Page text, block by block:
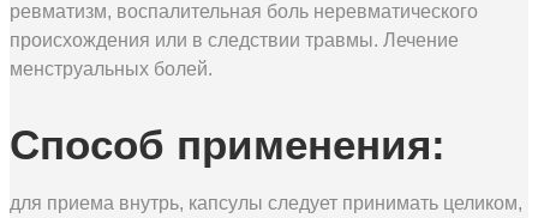
ревматизм, воспалительная боль неревматического
происхождения или в следствии травмы. Лечение
менструальных болей.
Способ применения:
для приема внутрь, капсулы следует принимать целиком,